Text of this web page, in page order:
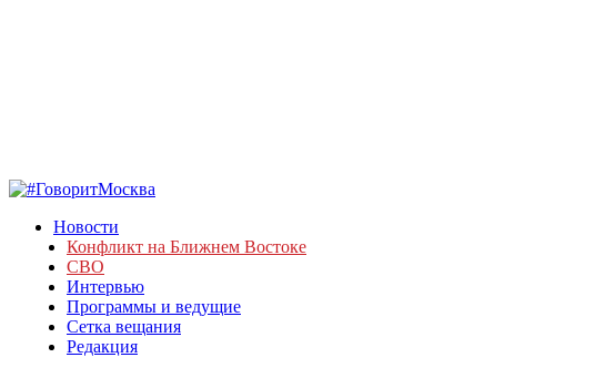
Новости
Конфликт на Ближнем Востоке
СВО
Интервью
Программы и ведущие
Сетка вещания
Редакция